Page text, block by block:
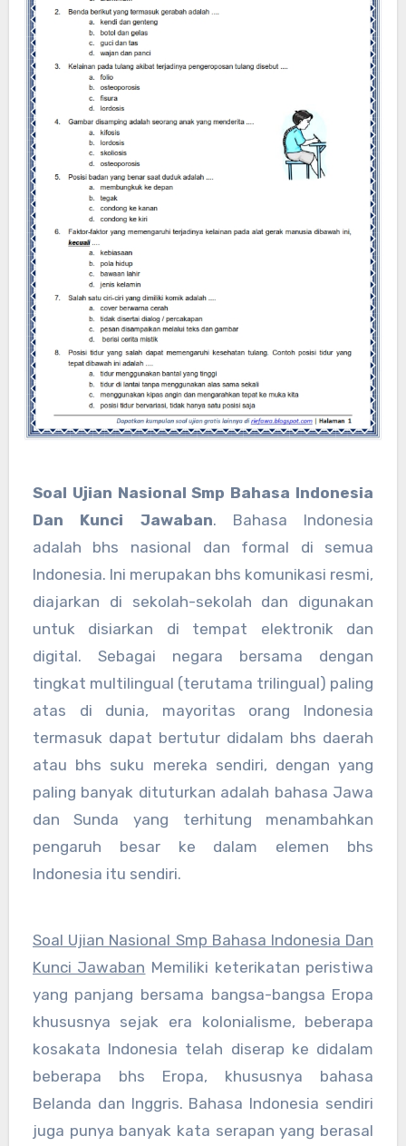
Soal Ujian Nasional Smp Bahasa Indonesia
Dan Kunci Jawaban. Bahasa Indonesia
adalah bhs nasional dan formal di semua
Indonesia. Ini merupakan bhs komunikasi resmi,
diajarkan di sekolah-sekolah dan digunakan
untuk disiarkan di tempat elektronik dan
digital. Sebagai negara bersama dengan
tingkat multilingual (terutama trilingual) paling
atas di dunia, mayoritas orang Indonesia
termasuk dapat bertutur didalam bhs daerah
atau bhs suku mereka sendiri, dengan yang
paling banyak dituturkan adalah bahasa Jawa
dan Sunda yang terhitung menambahkan
pengaruh besar ke dalam elemen bhs
Indonesia itu sendiri.
Soal Ujian Nasional Smp Bahasa Indonesia Dan
Kunci Jawaban Memiliki keterikatan peristiwa
yang panjang bersama bangsa-bangsa Eropa
khususnya sejak era kolonialisme, beberapa
kosakata Indonesia telah diserap ke didalam
beberapa bhs Eropa, khususnya bahasa
Belanda dan Inggris. Bahasa Indonesia sendiri
juga punya banyak kata serapan yang berasal